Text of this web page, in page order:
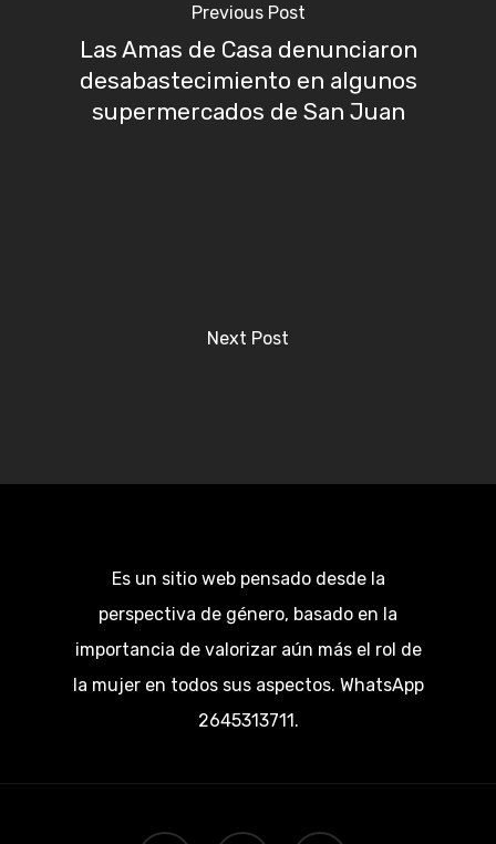
Previous Post
Las Amas de Casa denunciaron
desabastecimiento en algunos
supermercados de San Juan
Next Post
Es un sitio web pensado desde la
perspectiva de género, basado en la
importancia de valorizar aún más el rol de
la mujer en todos sus aspectos. WhatsApp
2645313711.